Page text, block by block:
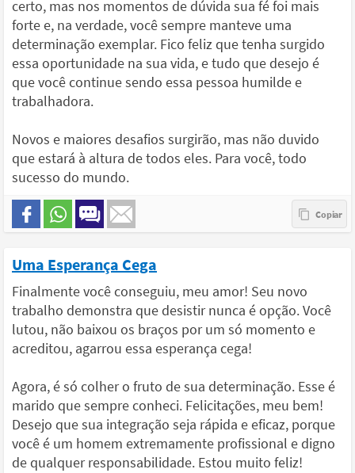
certo, mas nos momentos de dúvida sua fé foi mais
forte e, na verdade, você sempre manteve uma
determinação exemplar. Fico feliz que tenha surgido
essa oportunidade na sua vida, e tudo que desejo é
que você continue sendo essa pessoa humilde e
trabalhadora.
Novos e maiores desafios surgirão, mas não duvido
que estará à altura de todos eles. Para você, todo
sucesso do mundo.
Uma Esperança Cega
Finalmente você conseguiu, meu amor! Seu novo
trabalho demonstra que desistir nunca é opção. Você
lutou, não baixou os braços por um só momento e
acreditou, agarrou essa esperança cega!
Agora, é só colher o fruto de sua determinação. Esse é
marido que sempre conheci. Felicitações, meu bem!
Desejo que sua integração seja rápida e eficaz, porque
você é um homem extremamente profissional e digno
de qualquer responsabilidade. Estou muito feliz!